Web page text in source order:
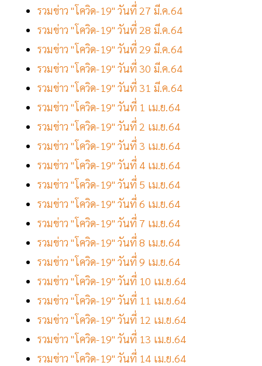
รวมข่าว "โควิด-19" วันที่ 27 มี.ค.64
รวมข่าว "โควิด-19" วันที่ 28 มี.ค.64
รวมข่าว "โควิด-19" วันที่ 29 มี.ค.64
รวมข่าว "โควิด-19" วันที่ 30 มี.ค.64
รวมข่าว "โควิด-19" วันที่ 31 มี.ค.64
รวมข่าว "โควิด-19" วันที่ 1 เม.ย.64
รวมข่าว "โควิด-19" วันที่ 2 เม.ย.64
รวมข่าว "โควิด-19" วันที่ 3 เม.ย.64
รวมข่าว "โควิด-19" วันที่ 4 เม.ย.64
รวมข่าว "โควิด-19" วันที่ 5 เม.ย.64
รวมข่าว "โควิด-19" วันที่ 6 เม.ย.64
รวมข่าว "โควิด-19" วันที่ 7 เม.ย.64
รวมข่าว "โควิด-19" วันที่ 8 เม.ย.64
รวมข่าว "โควิด-19" วันที่ 9 เม.ย.64
รวมข่าว "โควิด-19" วันที่ 10 เม.ย.64
รวมข่าว "โควิด-19" วันที่ 11 เม.ย.64
รวมข่าว "โควิด-19" วันที่ 12 เม.ย.64
รวมข่าว "โควิด-19" วันที่ 13 เม.ย.64
รวมข่าว "โควิด-19" วันที่ 14 เม.ย.64